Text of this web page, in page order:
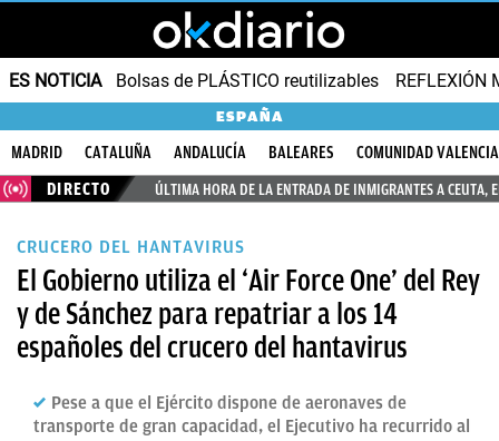
ES NOTICIA Bolsas de PLÁSTICO reutilizables REFLEXIÓN
ESPAÑA
MADRID CATALUÑA ANDALUCÍA BALEARES
COMUNIDAD
DIRECTO
ÚLTIMA HORA DE LA ENTRADA DE INMIGRANTES A CEUTA,
CRUCERO DEL HANTAVIRUS
El Gobierno utiliza el ‘Air Force One’ del Rey
y de Sánchez para repatriar a los 14
españoles del crucero del hantavirus
Pese a que el Ejército dispone de aeronaves de
transporte de gran capacidad, el Ejecutivo ha recurrido al